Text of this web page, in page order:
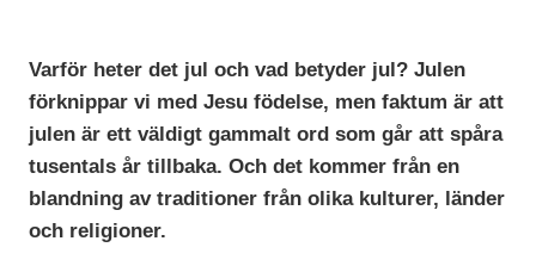
Varför heter det jul och vad betyder jul? Julen
förknippar vi med Jesu födelse, men faktum är att
julen är ett väldigt gammalt ord som går att spåra
tusentals år tillbaka. Och det kommer från en
blandning av traditioner från olika kulturer, länder
och religioner.